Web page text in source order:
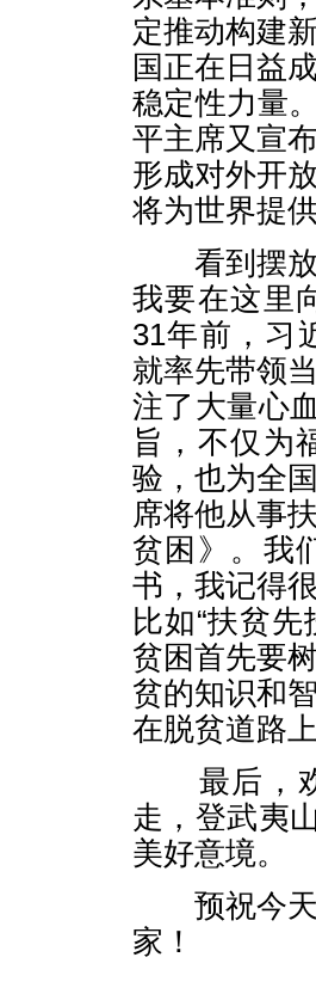
定推动构建
国正在日益
稳定性力量
平主席又宣
形成对外开
将为世界提
看到摆放
我要在这里
31年前，习
就率先带领
注了大量心
旨，不仅为
验，也为全
席将他从事
贫困》。我
书，我记得
比如“扶贫
贫困首先要
贫的知识和
在脱贫道路
最后，欢
走，登武夷
美好意境。
预祝今天
家！